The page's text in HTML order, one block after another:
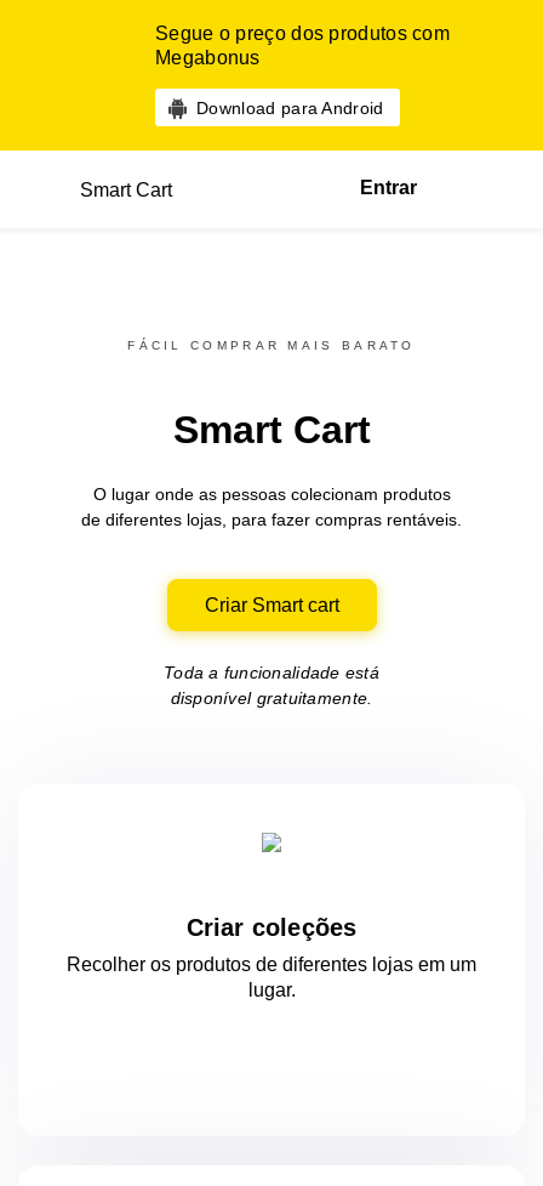
Segue o preço dos produtos com
Megabonus
Download para Android
Smart Cart Entrar
FÁCIL COMPRAR MAIS BARATO
Smart Cart
O lugar onde as pessoas colecionam produtos
de diferentes lojas, para fazer compras rentáveis.
Criar Smart cart
Toda a funcionalidade está
disponível gratuitamente.
Criar coleções
Recolher os produtos de diferentes lojas em um
lugar.